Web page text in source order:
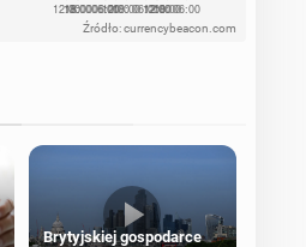
Źródło: currencybeacon.com
Brytyjskiej gospodarce